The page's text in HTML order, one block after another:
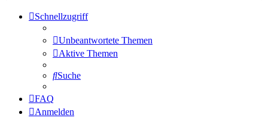
Schnellzugriff
Unbeantwortete Themen
Aktive Themen
Suche
FAQ
Anmelden